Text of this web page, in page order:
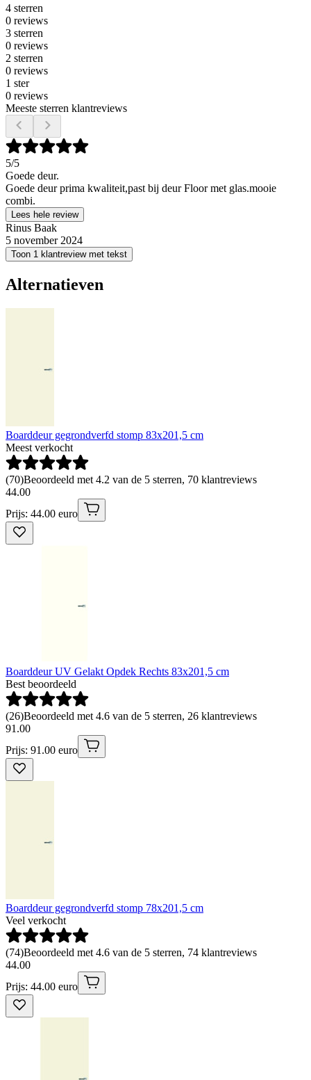
4 sterren
0 reviews
3 sterren
0 reviews
2 sterren
0 reviews
1 ster
0 reviews
Meeste sterren klantreviews
5/5
Goede deur.
Goede deur prima kwaliteit,past bij deur Floor met glas.mooie
combi.
Lees hele review
Rinus Baak
5 november 2024
Toon 1 klantreview met tekst
Alternatieven
Boarddeur gegrondverfd stomp 83x201,5 cm
Meest verkocht
(70)Beoordeeld met 4.2 van de 5 sterren, 70 klantreviews
44.00
Prijs: 44.00 euro
Boarddeur UV Gelakt Opdek Rechts 83x201,5 cm
Best beoordeeld
(26)Beoordeeld met 4.6 van de 5 sterren, 26 klantreviews
91 .00
Prijs: 91.00 euro
Boarddeur gegrondverfd stomp 78x201,5 cm
Veel verkocht
(74)Beoordeeld met 4.6 van de 5 sterren, 74 klantreviews
44.00
Prijs: 44.00 euro